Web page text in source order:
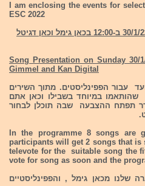
I am enclosing the events for
ESC 2022
Song Presentation on Sunday 30/
Gimmel and Kan Digital
הוועד עבור הפפינליסטים. מתוך השירים
יקבל 2 שירים שהותאמו במיוחד בשבילו וכאן אתם
תפתח ההצבעה שבה תוכלן לבחור
In the programme 8 songs are
participants will get 2 songs that
televote for the suitable song the
vote for song as soon and the
מכאן גימל , והפפינליסטיים